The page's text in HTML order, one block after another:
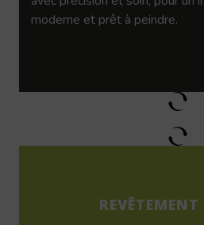
moderne et prêt à peindre.
REVÊTEMENT